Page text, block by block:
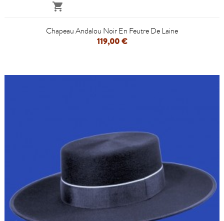

Chapeau Andalou Noir En Feutre De Laine
119,00 €